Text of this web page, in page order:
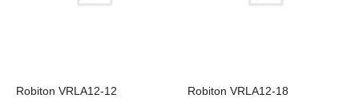
Robiton VRLA12-12 Robiton VRLA12-18